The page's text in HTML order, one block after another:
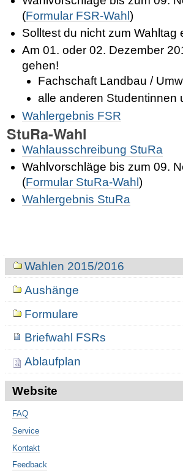
(Formular FSR-Wahl)
Solltest du nicht zum
Am 01. oder 02. Dezember
gehen!
Fachschaft Landbau /
alle anderen Studentinnen
Wahlergebnis FSR
StuRa-Wahl
Wahlausschreibung StuRa
Wahlvorschläge bis zum 09.
(Formular StuRa-Wahl)
Wahlergebnis StuRa
NavigationWahlen 2015/2016
Aushänge
Formulare
Briefwahl FSRs
Ablaufplan
Website
FAQ
Service
Kontakt
Feedback